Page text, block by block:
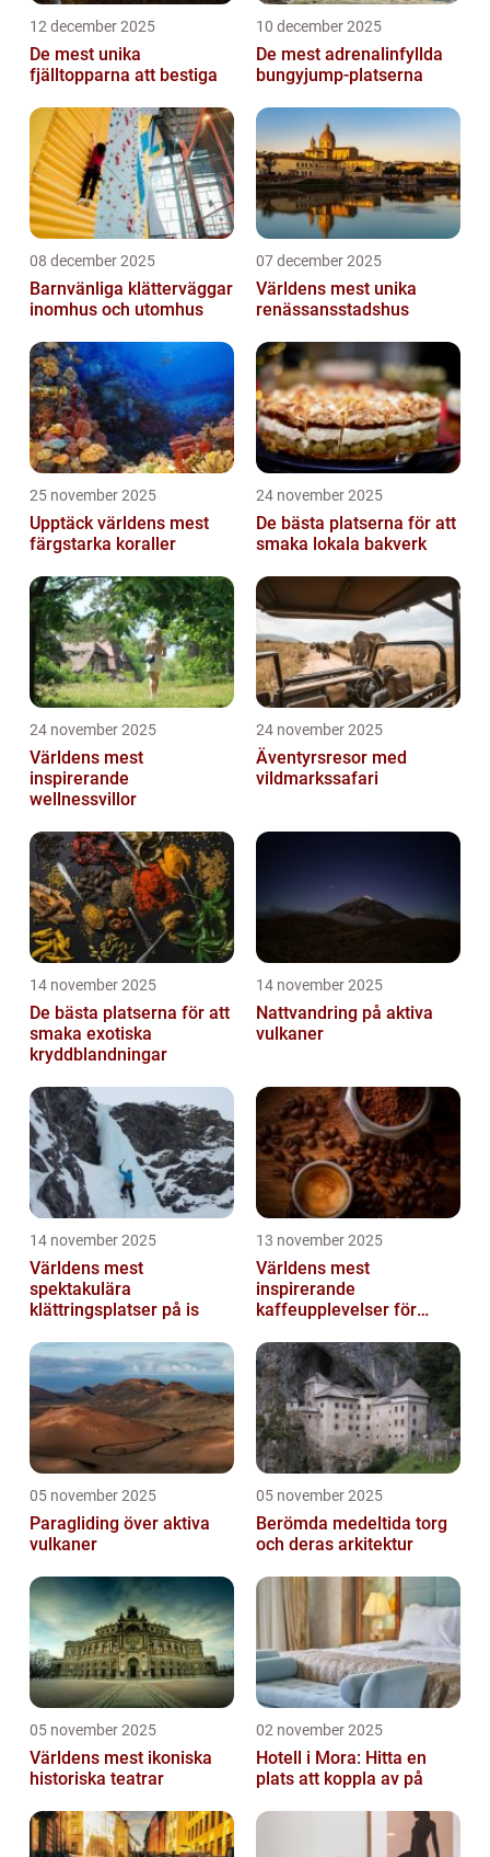
12 december 2025
De mest unika
fjälltopparna att bestiga
10 december 2025
De mest adrenalinfyllda
bungyjump-platserna
08 december 2025
Barnvänliga klätterväggar
inomhus och utomhus
07 december 2025
Världens mest unika
renässansstadshus
25 november 2025
Upptäck världens mest
färgstarka koraller
24 november 2025
De bästa platserna för att
smaka lokala bakverk
24 november 2025
Världens mest
inspirerande
wellnessvillor
24 november 2025
Äventyrsresor med
vildmarkssafari
14 november 2025
De bästa platserna för att
smaka exotiska
kryddblandningar
14 november 2025
Nattvandring på aktiva
vulkaner
14 november 2025
Världens mest
spektakulära
klättringsplatser på is
13 november 2025
Världens mest
inspirerande
kaffeupplevelser för
05 november 2025
Paragliding över aktiva
vulkaner
05 november 2025
Berömda medeltida torg
och deras arkitektur
05 november 2025
Världens mest ikoniska
historiska teatrar
02 november 2025
Hotell i Mora: Hitta en
plats att koppla av på